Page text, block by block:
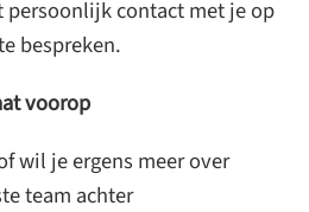
persoonlijk contact met je op
bespreken.
voorop
wil je ergens meer over
team achter